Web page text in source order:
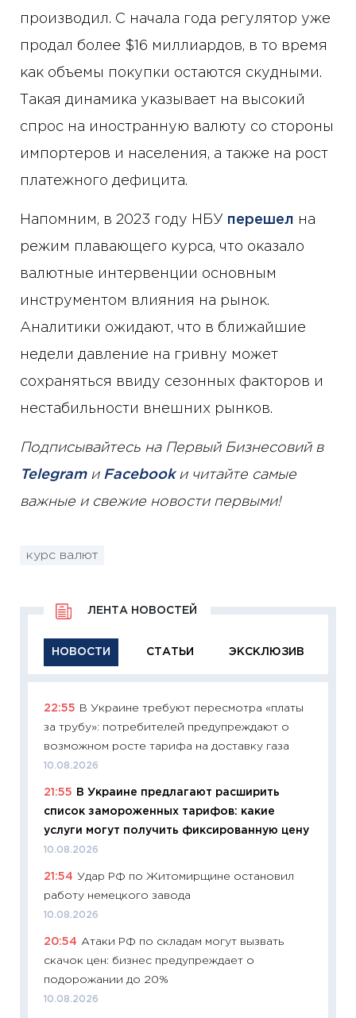
производил. С начала года регулятор уже
продал более $16 миллиардов, в то время
как объемы покупки остаются скудными.
Такая динамика указывает на высокий
спрос на иностранную валюту со стороны
импортеров и населения, а также на рост
платежного дефицита.
Напомним, в 2023 году НБУ перешел на
режим плавающего курса, что оказало
валютные интервенции основным
инструментом влияния на рынок.
Аналитики ожидают, что в ближайшие
недели давление на гривну может
сохраняться ввиду сезонных факторов и
нестабильности внешних рынков.
Подписывайтесь на Первый Бизнесовий в
Telegramи Facebookи читайте самые
важные и свежие новости первыми!
курс валют
НОВОСТИ СТАТЬИ ЭКСКЛЮЗИВ
ЛЕНТА НОВОСТЕЙ
22:55
В Украине требуют пересмотра «платы
за трубу»: потребителей предупреждают о
возможном росте тарифа на доставку газа
10.08.2026
21:55
В Украине предлагают расширить
список замороженных тарифов: какие
услуги могут получить фиксированную цену
10.08.2026
21:54 Удар РФ по Житомирщине остановил
работу немецкого завода
10.08.2026
20:54 Атаки РФ по складам могут вызвать
скачок цен: бизнес предупреждает о
подорожании до 20%
10.08.2026